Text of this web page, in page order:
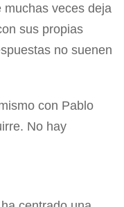
muchas veces deja
sus propias
no suenen
con Pablo
No hay